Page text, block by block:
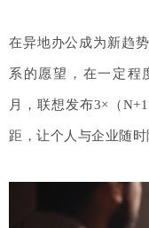
在异地办公成为新趋
系的愿望，在一定程
月，联想发布3×（
距，让个人与企业随时